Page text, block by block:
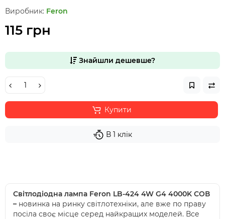
Виробник: Feron
115 грн
Знайшли дешевше?
Купити
В 1 клік
Світлодіодна лампа Feron LB-424 4W G4 4000K СОВ
– новинка на ринку світлотехніки, але вже по праву
посіла своє місце серед найкращих моделей. Все